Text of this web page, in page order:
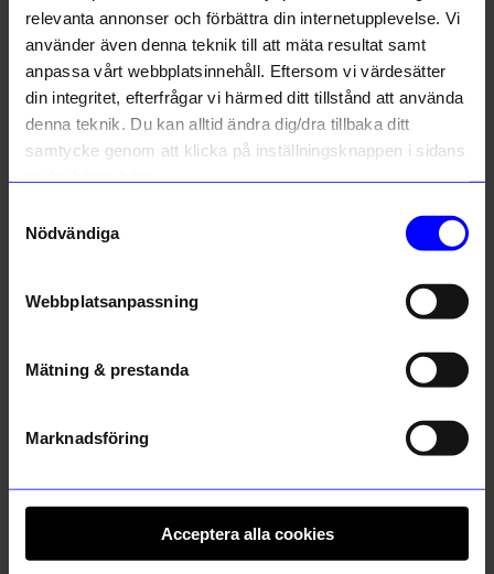
relevanta annonser och förbättra din internetupplevelse. Vi
använder även denna teknik till att mäta resultat samt
anpassa vårt webbplatsinnehåll. Eftersom vi värdesätter
din integritet, efterfrågar vi härmed ditt tillstånd att använda
denna teknik. Du kan alltid ändra dig/dra tillbaka ditt
samtycke genom att klicka på inställningsknappen i sidans
Nödvändiga
Webbplatsanpassning
Mätning & prestanda
Marknadsföring
Acceptera alla cookies
Beskrivning
Information
Vattenkaraff Ripple Klar
Portolino Living
Tekanna med bambuhandtag 1,2 L